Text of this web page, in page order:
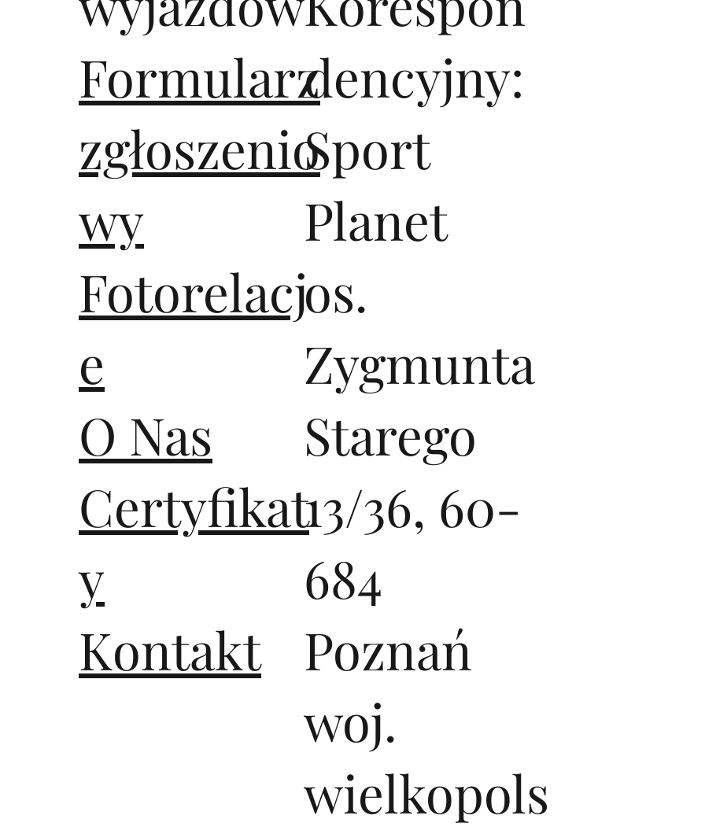
Formularz
zgłoszenio
wy
Fotorelacj
e
O Nas
Certyfikat
y
Kontakt
dencyjny:
Sport
Planet
os.
Zygmunta
Starego
13/36, 60-
684
Poznań
woj.
wielkopols